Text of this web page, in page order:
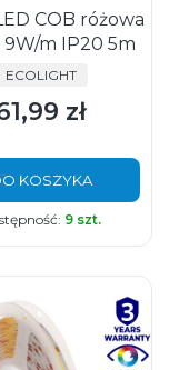
COB różowa
9W/m IP20 5m
PRODUCENT
ECOLIGHT
zł
KOSZYKA
9 szt.